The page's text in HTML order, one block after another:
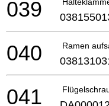
039
Ramen
040
041